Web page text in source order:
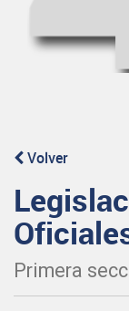
Volver
Primera